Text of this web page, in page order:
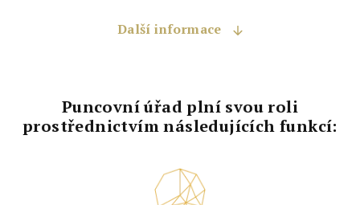
Další informace
Puncovní úřad plní svou roli
prostřednictvím následujících funkcí: